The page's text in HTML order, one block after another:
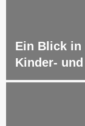
Ein Blick in
Kinder-